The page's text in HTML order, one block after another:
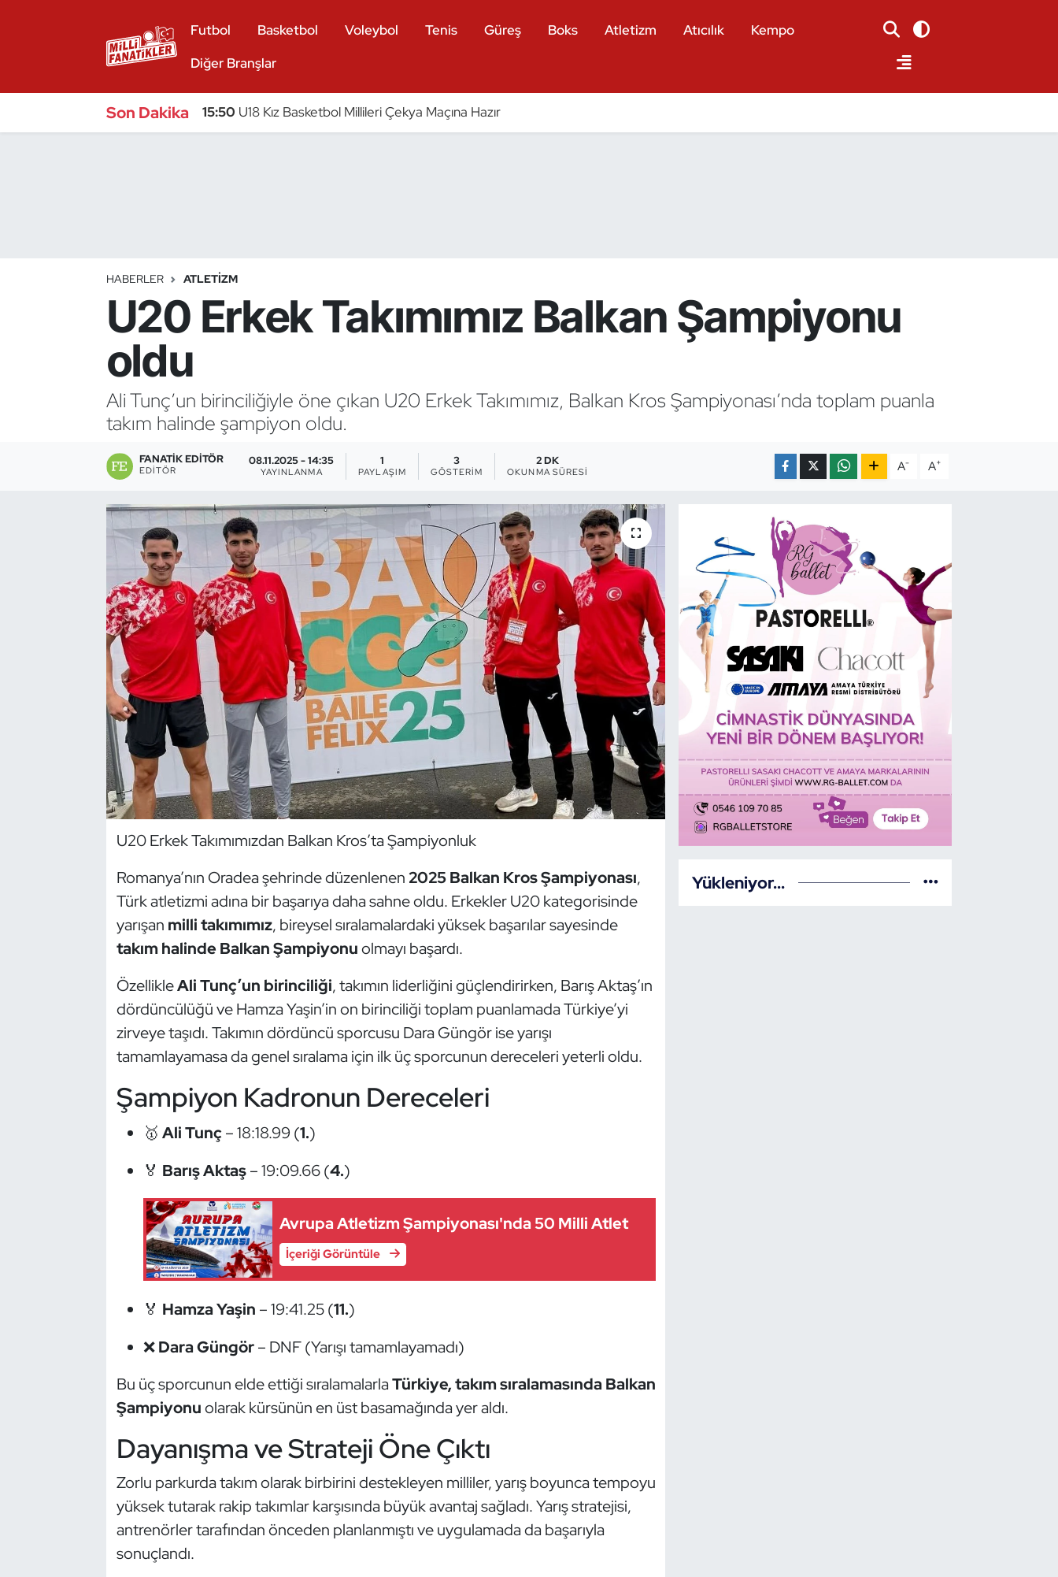
Futbol Basketbol Voleybol Tenis Güreş Boks Atletizm Atıcılık
Kempo
Diğer Branşlar
Son Dakika 15:50 U18 Kız Basketbol Millileri Çekya Maçına Hazır
HABERLER ATLETIZM
U20 Erkek Takımımız Balkan Şampiyonu
oldu
Ali Tunç’un birinciliğiyle öne çıkan U20 Erkek Takımımız, Balkan Kros Şampiyonası’nda toplam puanla
takım halinde şampiyon oldu.
FANATIK EDITÖR
EDITÖR
08.11.2025 - 14:35
YAYINLANMA
1
PAYLAŞIM
3
GÖSTERIM
2 DK
OKUNMA SÜRESI A- A+
U20 Erkek Takımımızdan Balkan Kros’ta Şampiyonluk
Romanya’nın Oradea şehrinde düzenlenen 2025 Balkan Kros Şampiyonası,
Türk atletizmi adına bir başarıya daha sahne oldu. Erkekler U20 kategorisinde
yarışan milli takımımız, bireysel sıralamalardaki yüksek başarılar sayesinde
takım halinde Balkan Şampiyonuolmayı başardı.
ÖzellikleAli Tunç’un birinciliği, takımın liderliğini güçlendirirken, Barış Aktaş’ın
dördüncülüğü ve Hamza Yaşin’in on birinciliği toplam puanlamada Türkiye’yi
zirveye taşıdı. Takımın dördüncü sporcusu Dara Güngör ise yarışı
tamamlayamasa da genel sıralama için ilk üç sporcunun dereceleri yeterli oldu.
Şampiyon Kadronun Dereceleri
🥇 Ali Tunç– 18:18.99 (1.)
🏅 Barış Aktaş– 19:09.66 (4.)
Avrupa Atletizm Şampiyonası'nda 50 Milli Atlet
İçeriği Görüntüle
🏅 Hamza Yaşin – 19:41.25 (11.)
❌Dara Güngör– DNF (Yarışı tamamlayamadı)
Bu üç sporcunun elde ettiği sıralamalarlaTürkiye, takım sıralamasında Balkan
Şampiyonuolarak kürsünün en üst basamağında yer aldı.
Dayanışma ve Strateji Öne Çıktı
Zorlu parkurda takım olarak birbirini destekleyen milliler, yarış boyunca tempoyu
yüksek tutarak rakip takımlar karşısında büyük avantaj sağladı. Yarış stratejisi,
antrenörler tarafından önceden planlanmıştı ve uygulamada da başarıyla
sonuçlandı.
Yükleniyor...
Bocce Bowling Dart
Buz Hokeyi
Buz Pateni
Çim Hokeyi
Cimnastik
Dans Sporları
Dövüş Sanatı
İşitme Engelli Sporcular
Kano ve Rafting